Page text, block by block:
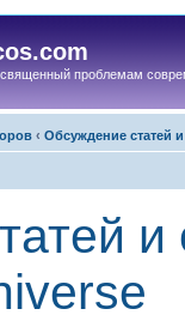
проблемам
‹ Обсуждение статей
и